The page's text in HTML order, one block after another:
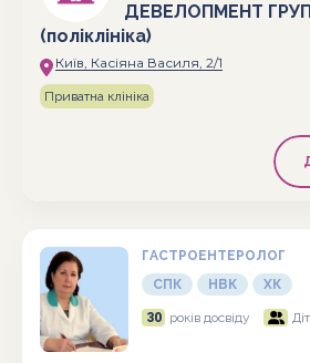
ДЕВЕЛОПМЕНТ
(поліклініка)
Київ, Касіяна Василя, 2/1
Приватна клініка
ГАСТРОЕНТЕРОЛОГ
СПК
НВК ХК
30 років досвіду